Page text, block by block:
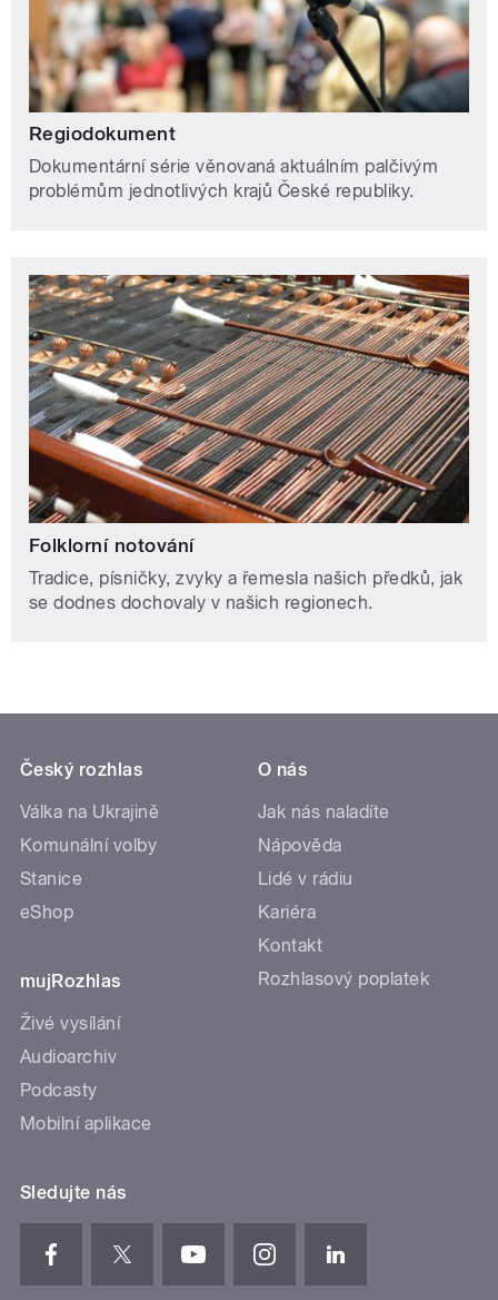
Regiodokument
Dokumentární série věnovaná aktuálním palčivým
problémům jednotlivých krajů České republiky.
Folklorní notování
Tradice, písničky, zvyky a řemesla našich předků, jak
se dodnes dochovaly v našich regionech.
Český rozhlas
Válka na Ukrajině
Komunální volby
Stanice
eShop
mujRozhlas
Živé vysílání
Audioarchiv
Podcasty
Mobilní aplikace
O nás
Jak nás naladíte
Nápověda
Lidé v rádiu
Kariéra
Kontakt
Rozhlasový poplatek
Sledujte nás